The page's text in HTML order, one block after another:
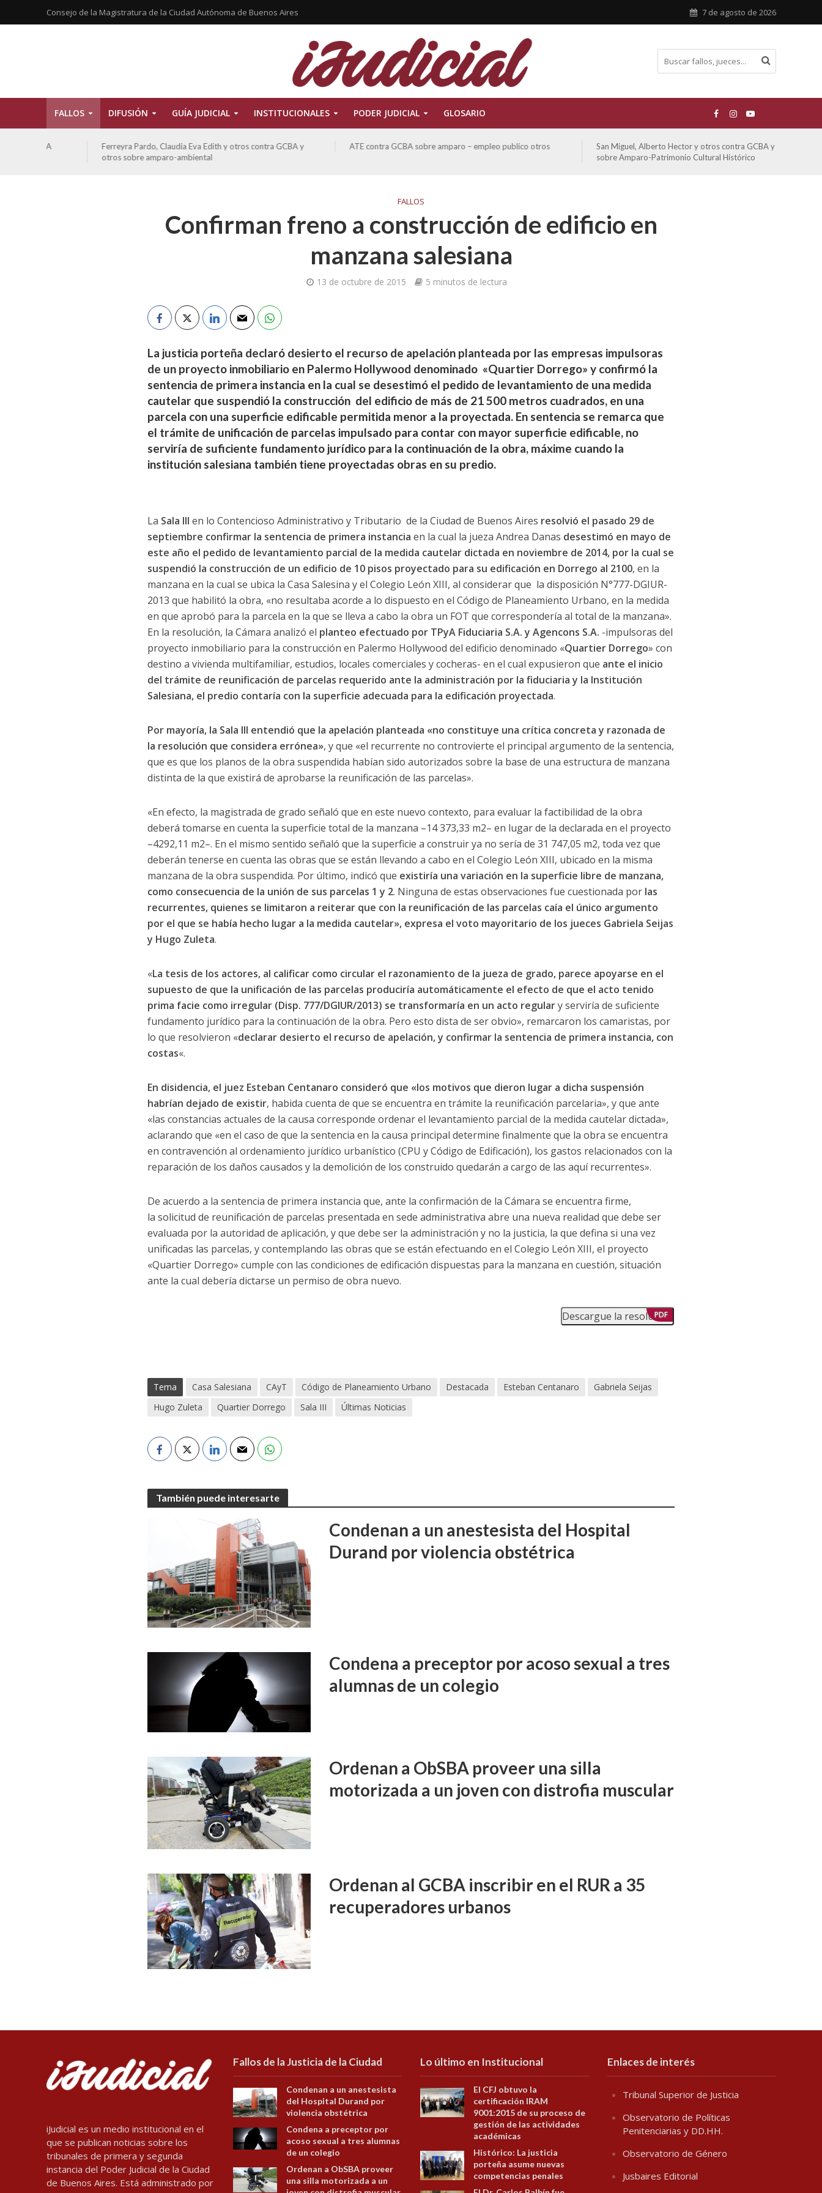
Consejo de la Magistratura de la Ciudad Autónoma de Buenos Aires 7 de agosto de 2026
FALLOS DIFUSIÓN GUÍA JUDICIAL INSTITUCIONALES PODER JUDICIAL GLOSARIO
Ferreyra Pardo, Claudia Eva Edith y otros contra GCBA y
otros sobre amparo-ambiental
ATE contra GCBA sobre amparo – empleo publico otros
San Miguel, Alberto Hector y otros contra GCBA y otros
sobre Amparo-Patrimonio Cultural Histórico
FALLOS
Confirman freno a construcción de edificio en
manzana salesiana
13 de octubre de 2015 5 minutos de lectura
La justicia porteña declaró desierto el recurso de apelación planteada por las empresas impulsoras
de un proyecto inmobiliario en Palermo Hollywood denominado «Quartier Dorrego» y confirmó la
sentencia de primera instancia en la cual se desestimó el pedido de levantamiento de una medida
cautelar que suspendió la construcción del edificio de más de 21 500 metros cuadrados, en una
parcela con una superficie edificable permitida menor a la proyectada. En sentencia se remarca que
el trámite de unificación de parcelas impulsado para contar con mayor superficie edificable, no
serviría de suficiente fundamento jurídico para la continuación de la obra, máxime cuando la
institución salesiana también tiene proyectadas obras en su predio.
La Sala III en lo Contencioso Administrativo y Tributario de la Ciudad de Buenos Aires resolvió el pasado 29 de
septiembre confirmar la sentencia de primera instancia en la cual la jueza Andrea Danas desestimó en mayo de
este año el pedido de levantamiento parcial de la medida cautelar dictada en noviembre de 2014, por la cual se
suspendió la construcción de un edificio de 10 pisos proyectado para su edificación en Dorrego al 2100, en la
manzana en la cual se ubica la Casa Salesina y el Colegio León XIII, al considerar que la disposición N°777-DGIUR-
2013 que habilitó la obra, «no resultaba acorde a lo dispuesto en el Código de Planeamiento Urbano, en la medida
en que aprobó para la parcela en la que se lleva a cabo la obra un FOT que correspondería al total de la manzana».
En la resolución, la Cámara analizó el planteo efectuado por TPyA Fiduciaria S.A. y Agencons S.A. -impulsoras del
proyecto inmobiliario para la construcción en Palermo Hollywood del edificio denominado «Quartier Dorrego» con
destino a vivienda multifamiliar, estudios, locales comerciales y cocheras- en el cual expusieron que ante el inicio
del trámite de reunificación de parcelas requerido ante la administración por la fiduciaria y la Institución
Salesiana, el predio contaría con la superficie adecuada para la edificación proyectada.
Por mayoría, la Sala III entendió que la apelación planteada «no constituye una crítica concreta y razonada de
la resolución que considera errónea», y que «el recurrente no controvierte el principal argumento de la sentencia,
que es que los planos de la obra suspendida habían sido autorizados sobre la base de una estructura de manzana
distinta de la que existirá de aprobarse la reunificación de las parcelas».
«En efecto, la magistrada de grado señaló que en este nuevo contexto, para evaluar la factibilidad de la obra
deberá tomarse en cuenta la superficie total de la manzana –14 373,33 m2– en lugar de la declarada en el proyecto
–4292,11 m2–. En el mismo sentido señaló que la superficie a construir ya no sería de 31 747,05 m2, toda vez que
deberán tenerse en cuenta las obras que se están llevando a cabo en el Colegio León XIII, ubicado en la misma
manzana de la obra suspendida. Por último, indicó que existiría una variación en la superficie libre de manzana,
como consecuencia de la unión de sus parcelas 1 y 2. Ninguna de estas observaciones fue cuestionada por las
recurrentes, quienes se limitaron a reiterar que con la reunificación de las parcelas caía el único argumento
por el que se había hecho lugar a la medida cautelar», expresa el voto mayoritario de los jueces Gabriela Seijas
y Hugo Zuleta.
«La tesis de los actores, al calificar como circular el razonamiento de la jueza de grado, parece apoyarse en el
supuesto de que la unificación de las parcelas produciría automáticamente el efecto de que el acto tenido
prima facie como irregular (Disp. 777/DGIUR/2013) se transformaría en un acto regulary serviría de suficiente
fundamento jurídico para la continuación de la obra. Pero esto dista de ser obvio», remarcaron los camaristas, por
lo que resolvieron «declarar desierto el recurso de apelación, y confirmar la sentencia de primera instancia, con
costas«.
En disidencia, el juez Esteban Centanaro consideró que «los motivos que dieron lugar a dicha suspensión
habrían dejado de existir, habida cuenta de que se encuentra en trámite la reunificación parcelaria», y que ante
«las constancias actuales de la causa corresponde ordenar el levantamiento parcial de la medida cautelar dictada»,
aclarando que «en el caso de que la sentencia en la causa principal determine finalmente que la obra se encuentra
en contravención al ordenamiento jurídico urbanístico (CPU y Código de Edificación), los gastos relacionados con la
reparación de los daños causados y la demolición de los construido quedarán a cargo de las aquí recurrentes».
De acuerdo a la sentencia de primera instancia que, ante la confirmación de la Cámara se encuentra firme,
la solicitud de reunificación de parcelas presentada en sede administrativa abre una nueva realidad que debe ser
evaluada por la autoridad de aplicación, y que debe ser la administración y no la justicia, la que defina si una vez
unificadas las parcelas, y contemplando las obras que se están efectuando en el Colegio León XIII, el proyecto
«Quartier Dorrego» cumple con las condiciones de edificación dispuestas para la manzana en cuestión, situación
ante la cual debería dictarse un permiso de obra nuevo.
Descargue la resolución
PDF
Tema Casa Salesiana CAyT Código de Planeamiento Urbano Destacada Esteban Centanaro
Gabriela Seijas
Hugo Zuleta
Quartier Dorrego Sala III Últimas Noticias
También puede interesarte
Condenan a un anestesista del Hospital
Durand por violencia obstétrica
Condena a preceptor por acoso sexual a tres
alumnas de un colegio
Ordenan a ObSBA proveer una silla
motorizada a un joven con distrofia muscular
Ordenan al GCBA inscribir en el RUR a 35
recuperadores urbanos
iJudicial es un medio institucional en el
que se publican noticias sobre los
tribunales de primera y segunda
instancia del Poder Judicial de la Ciudad
de Buenos Aires. Está administrado por
Fallos de la Justicia de la Ciudad
Condenan a un anestesista
del Hospital Durand por
violencia obstétrica
Condena a preceptor por
acoso sexual a tres alumnas
de un colegio
Ordenan a ObSBA proveer
una silla motorizada a un
Lo último en Institucional
El CFJ obtuvo la
certificación IRAM
9001:2015 de su proceso de
gestión de las actividades
académicas
Histórico: La justicia
porteña asume nuevas
competencias penales
Enlaces de interés
Tribunal Superior de Justicia
Observatorio de Políticas
Penitenciarias y DD.HH.
Observatorio de Género
Jusbaires Editorial